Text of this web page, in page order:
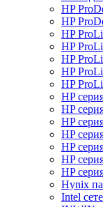
HP
HP
HP
HP
HP
HP
HP
HP
HP
HP
HP
HP
HP
HP
Hynix
Intel